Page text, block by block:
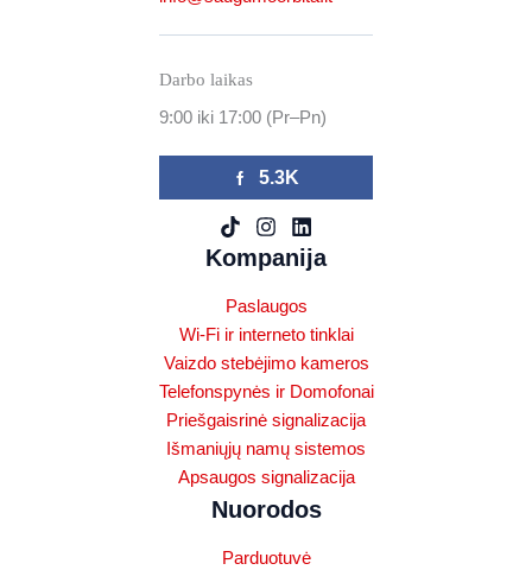
Darbo laikas
9:00 iki 17:00 (Pr–Pn)
5.3K
Kompanija
Paslaugos
Wi-Fi ir interneto tinklai
Vaizdo stebėjimo kameros
Telefonspynės ir Domofonai
Priešgaisrinė signalizacija
Išmaniųjų namų sistemos
Apsaugos signalizacija
Nuorodos
Parduotuvė